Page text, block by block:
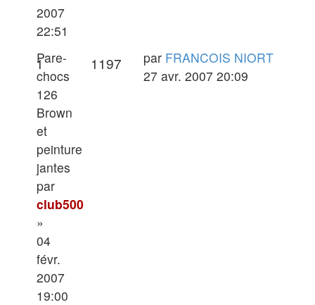
2007
22:51
Pare-
chocs
126
Brown
et
peinture
jantes
par
club500
»
04
févr.
2007
19:00
1Réponses1197 VuesDernier
message
par FRANCOIS NIORT
27 avr. 2007 20:09